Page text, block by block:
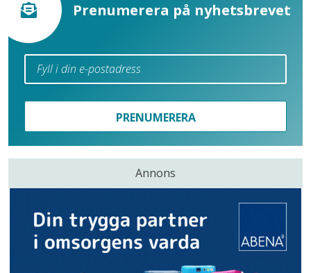
Prenumerera på nyhetsbrevet
PRENUMERERA
Annons